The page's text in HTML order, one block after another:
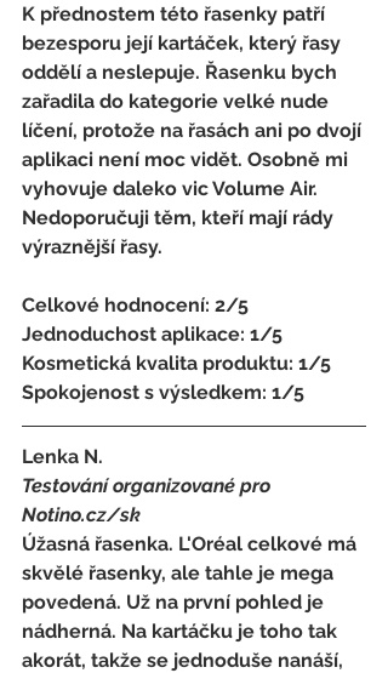
K přednostem této řasenky patří
bezesporu její kartáček, který řasy
oddělí a neslepuje. Řasenku bych
zařadila do kategorie velké nude
líčení, protože na řasách ani po dvojí
aplikaci není moc vidět. Osobně mi
vyhovuje daleko vic Volume Air.
Nedoporučuji těm, kteří mají rády
výraznější řasy.
Celkové hodnocení: 2/5
Jednoduchost aplikace: 1/5
Kosmetická kvalita produktu: 1/5
Spokojenost s výsledkem: 1/5
Lenka N.
Testování organizované pro
Notino.cz/sk
Úžasná řasenka. L'Oréal celkové má
skvělé řasenky, ale tahle je mega
povedená. Už na první pohled je
nádherná. Na kartáčku je toho tak
akorát, takže se jednoduše nanáší,